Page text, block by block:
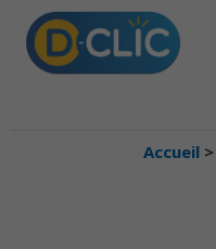
Accueil >